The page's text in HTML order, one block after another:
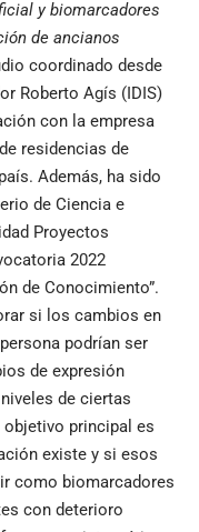
y biomarcadores
de ancianos
coordinado desde
Roberto Agís (IDIS)
con la empresa
residencias de
Además, ha sido
de Ciencia e
Proyectos
2022
de Conocimiento”.
si los cambios en
podrían ser
de expresión
de ciertas
principal es
existe y si esos
como biomarcadores
con deterioro